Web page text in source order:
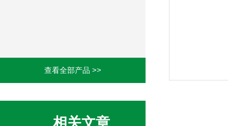
查看全部产品 >>
相关文章